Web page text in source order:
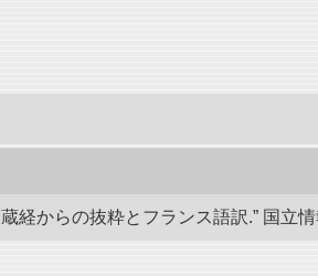
経からの抜粋とフランス語訳.” 国